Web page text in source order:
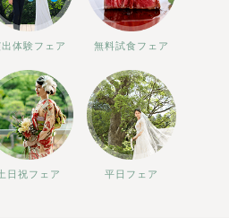
出体験フェア 無料試食フェア
日祝フェア 平日フェア